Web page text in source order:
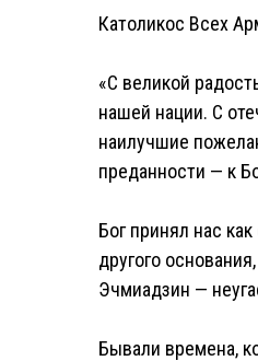
Католикос Всех
«С великой
нашей нации. С
наилучшие
преданности — к
Бог принял нас
другого
Эчмиадзин —
Бывали времена,